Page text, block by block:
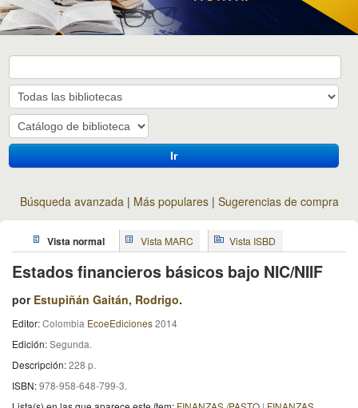
Ir
Búsqueda avanzada Más populares Sugerencias de compra
Vista normal Vista MARC Vista ISBD
Estados financieros básicos bajo NIC/NIIF
por Estupiñán Gaitán, Rodrigo.
Editor:Colombia EcoeEdiciones2014
Edición:Segunda.
Descripción:228 p.
ISBN:978-958-648-799-3.